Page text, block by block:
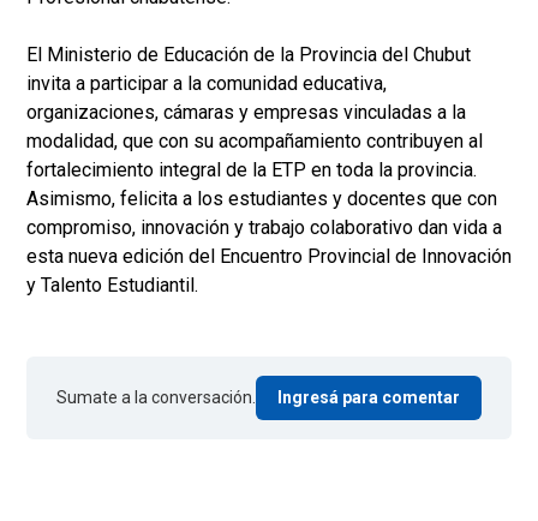
El Ministerio de Educación de la Provincia del Chubut
invita a participar a la comunidad educativa,
organizaciones, cámaras y empresas vinculadas a la
modalidad, que con su acompañamiento contribuyen al
fortalecimiento integral de la ETP en toda la provincia.
Asimismo, felicita a los estudiantes y docentes que con
compromiso, innovación y trabajo colaborativo dan vida a
esta nueva edición del Encuentro Provincial de Innovación
y Talento Estudiantil.
Sumate a la conversación. Ingresá para comentar